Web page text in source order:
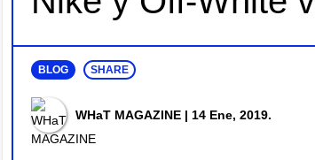
BLOG SHARE
WHaT MAGAZINE | 14 Ene, 2019.